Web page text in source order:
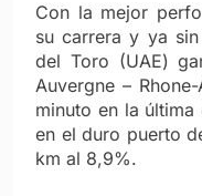
Con la mejor
su carrera y ya
del Toro (UAE)
Auvergne –
minuto en la última
en el duro puerto
km al 8,9%.